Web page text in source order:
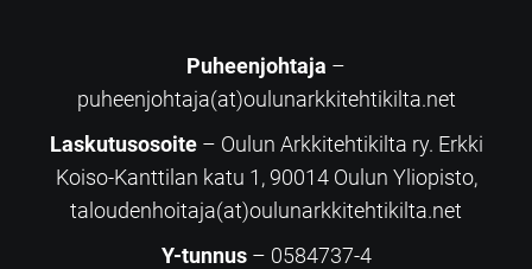
Puheenjohtaja –
puheenjohtaja(at)oulunarkkitehtikilta.net
Laskutusosoite– Oulun Arkkitehtikilta ry. Erkki
Koiso-Kanttilan katu 1, 90014 Oulun Yliopisto,
taloudenhoitaja(at)oulunarkkitehtikilta.net
Y-tunnus – 0584737-4